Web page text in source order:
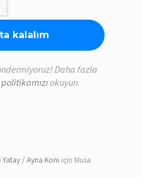
Daha fazla
okuyun.
Yatay / Ayna Koni için Musa